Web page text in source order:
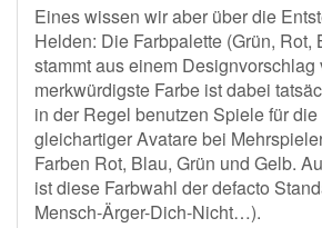
Eines wissen wir aber über die
Helden: Die Farbpalette (Grün, Rot,
stammt aus einem
merkwürdigste Farbe ist dabei
in der Regel benutzen Spiele für
gleichartiger Avatare bei
Farben Rot, Blau, Grün und Gelb.
ist diese Farbwahl der defacto
Mensch-Ärger-Dich-Nicht…).